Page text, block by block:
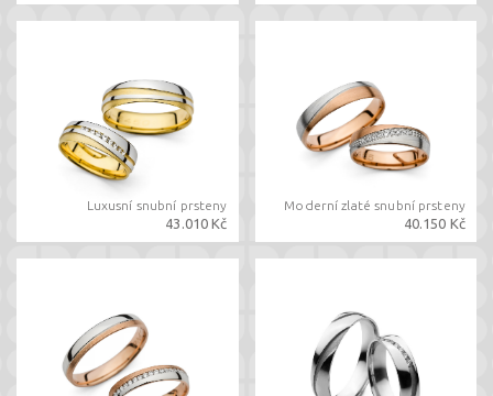
Luxusní snubní prsteny
43.010 Kč
Moderní zlaté snubní prsteny
40.150 Kč